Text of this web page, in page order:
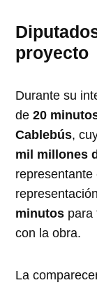
proyecto
Durante su
de20
Cablebús,
mil millones
minutos para
con la obra.
La